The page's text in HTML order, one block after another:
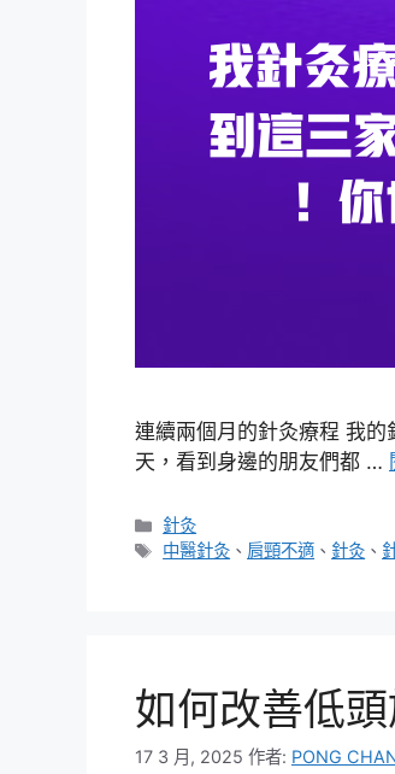
連續兩個月的針灸療程 我
天，看到身邊的朋友們都 …
分
類
針灸
標
中醫針灸 、 肩頸不適 、 針灸 、
如何改善低
17 3 月, 2025 作者: PONG